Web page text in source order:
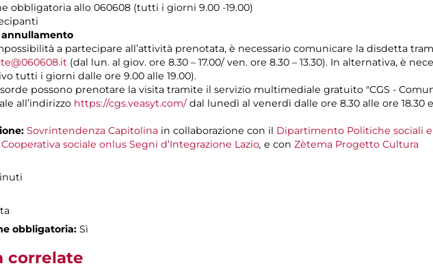
obbligatoria allo 060608 (tutti i giorni 9.00 -19.00)
a partecipare all’attività prenotata, è necessario comunicare la disdetta
(dal lun. al giov. ore 8.30 – 17.00/ ven. ore 8.30 – 13.30). In alternativa, è
tutti i giorni dalle ore 9.00 alle 19.00).
possono prenotare la visita tramite il servizio multimediale gratuito "CGS -
all’indirizzo https://cgs.veasyt.com/dal lunedì al venerdì dalle ore 8.30 alle ore 18.30
Sovrintendenza Capitolina in collaborazione con il Dipartimento Politiche sociali
Cooperativa sociale onlus Segni d’Integrazione Lazio, e con Zètema Progetto Cultura
obbligatoria: Sì
correlate